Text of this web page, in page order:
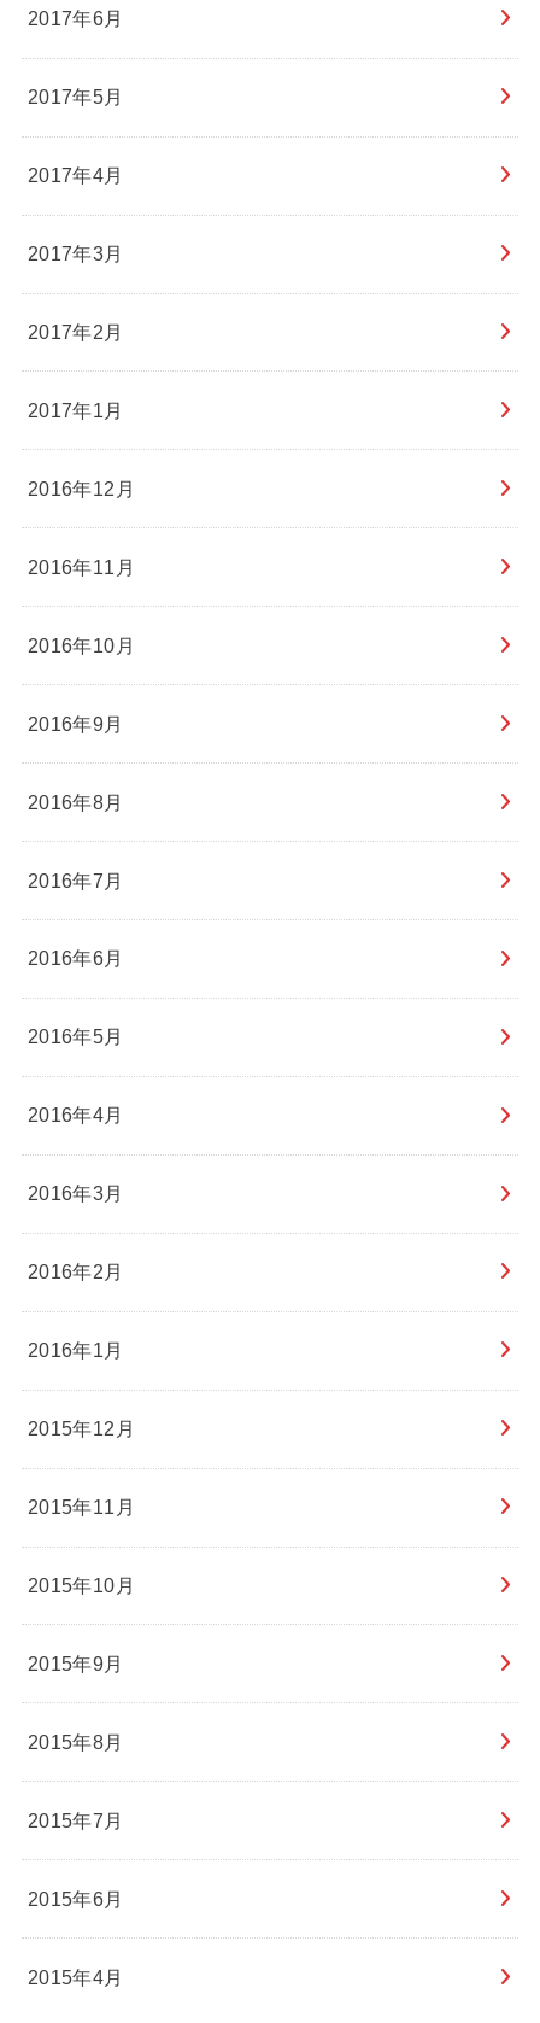
2017年6月
2017年5月
2017年4月
2017年3月
2017年2月
2017年1月
2016年12月
2016年11月
2016年10月
2016年9月
2016年8月
2016年7月
2016年6月
2016年5月
2016年4月
2016年3月
2016年2月
2016年1月
2015年12月
2015年11月
2015年10月
2015年9月
2015年8月
2015年7月
2015年6月
2015年4月